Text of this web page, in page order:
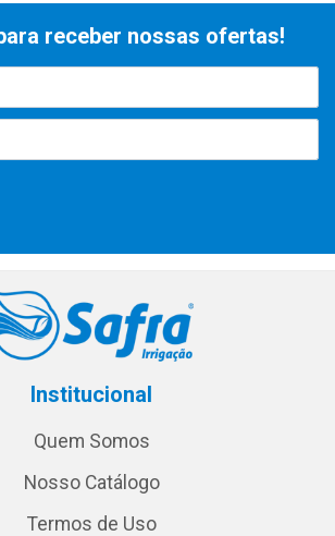
receber nossas ofertas!
Institucional
Quem Somos
Nosso Catálogo
Termos de Uso